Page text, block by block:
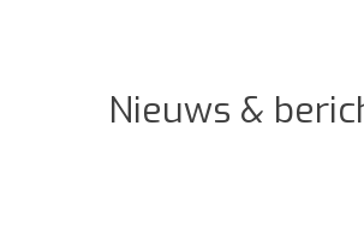
Nieuws &